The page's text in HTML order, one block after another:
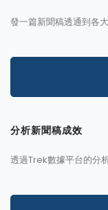
發一篇新聞稿透通到各
分析新聞稿成效
透過Trek數據平台的分